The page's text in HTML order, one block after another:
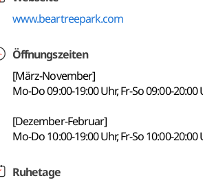
www.beartreepark.com
Öffnungszeiten
[März-November]
Mo-Do 09:00-19:00 Uhr, Fr-So 09:00-20:00
[Dezember-Februar]
Mo-Do 10:00-19:00 Uhr, Fr-So 10:00-20:00
Ruhetage